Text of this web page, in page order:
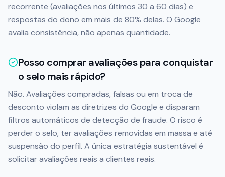
recorrente (avaliações nos últimos 30 a 60 dias) e
respostas do dono em mais de 80% delas. O Google
avalia consistência, não apenas quantidade.
Posso comprar avaliações para conquistar
o selo mais rápido?
Não. Avaliações compradas, falsas ou em troca de
desconto violam as diretrizes do Google e disparam
filtros automáticos de detecção de fraude. O risco é
perder o selo, ter avaliações removidas em massa e até
suspensão do perfil. A única estratégia sustentável é
solicitar avaliações reais a clientes reais.